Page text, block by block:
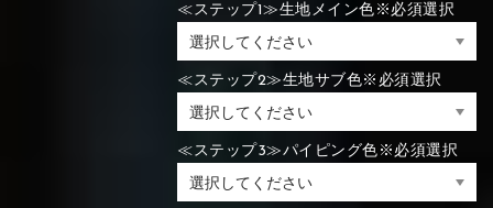
⑭Caramel ⑮Wine red
⑪Black
⑭Caramel
⑪Black ⑫Ivory
⑧Yellow ⑨Orange
⑪Blue ⑫Aqua blue
⑧Yellow ⑨Orange
⑪Blue
≪ステップ1≫生地メイン色※必須選択
≪ステップ2≫生地サブ色※必須選択
≪ステップ3≫パイピング色※必須選択